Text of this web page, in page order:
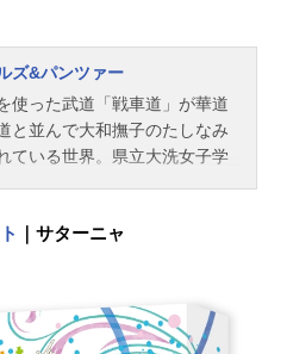
ズ&パンツァー
使った武道「戦車道」が華道
と並んで大和撫子のたしなみ
ている世界。県立大洗女子学
子を選んだみほ。ところが転
国大会に出場するよう強要さ
しかも、集まったメンバーは
｜サターニャ